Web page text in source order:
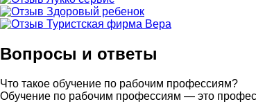
Вопросы и ответы
Что такое обучение по рабочим профессиям?
Обучение по рабочим профессиям — это